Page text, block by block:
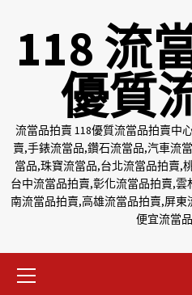
118 流
優質
流當品拍賣 118優質流當品拍賣中
賣,手錶流當品,鑽石流當品,汽車流
當品,珠寶流當品,台北流當品拍賣,
台中流當品拍賣,彰化流當品拍賣,
南流當品拍賣,高雄流當品拍賣,屏
便宜流當
Menu